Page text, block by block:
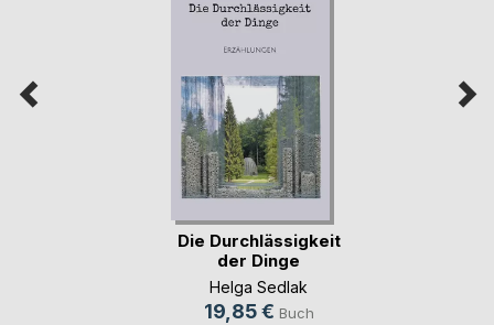
Die Durchlässigkeit
der Dinge
Helga Sedlak
19,85 € Buch